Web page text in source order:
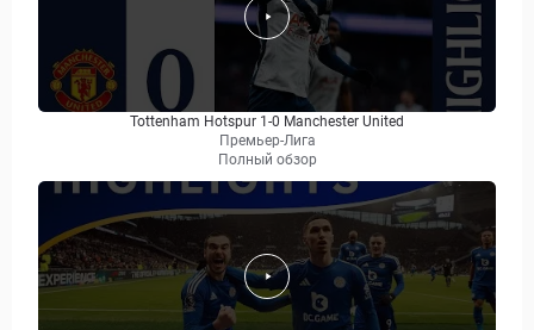
Tottenham Hotspur 1-0 Manchester United
Премьер-Лига
Полный обзор